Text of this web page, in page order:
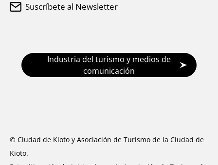
Suscríbete al Newsletter
Industria del turismo y medios de
comunicación
© Ciudad de Kioto y Asociación de Turismo de la Ciudad de
Kioto.